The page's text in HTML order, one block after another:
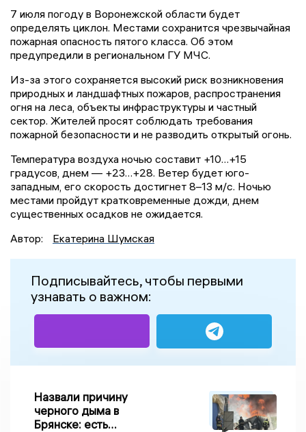
7 июля погоду в Воронежской области будет
определять циклон. Местами сохранится чрезвычайная
пожарная опасность пятого класса. Об этом
предупредили в региональном ГУ МЧС.
Из-за этого сохраняется высокий риск возникновения
природных и ландшафтных пожаров, распространения
огня на леса, объекты инфраструктуры и частный
сектор. Жителей просят соблюдать требования
пожарной безопасности и не разводить открытый огонь.
Температура воздуха ночью составит +10…+15
градусов, днем — +23…+28. Ветер будет юго-
западным, его скорость достигнет 8–13 м/с. Ночью
местами пройдут кратковременные дожди, днем
существенных осадков не ожидается.
Автор:
Екатерина Шумская
Подписывайтесь, чтобы первыми
узнавать о важном:
Назвали причину
черного дыма в
Брянске: есть